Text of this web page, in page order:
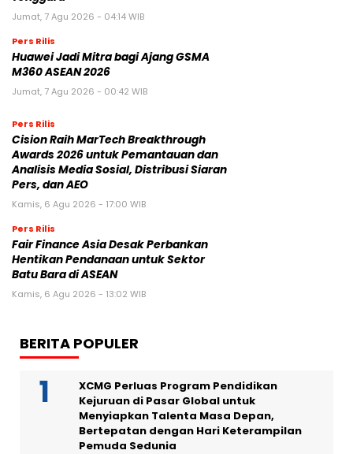
Jumat, 7 Agu 2026 - 04:14 WIB
Pers Rilis
Huawei Jadi Mitra bagi Ajang GSMA
M360 ASEAN 2026
Jumat, 7 Agu 2026 - 00:42 WIB
Pers Rilis
Cision Raih MarTech Breakthrough
Awards 2026 untuk Pemantauan dan
Analisis Media Sosial, Distribusi Siaran
Pers, dan AEO
Kamis, 6 Agu 2026 - 17:00 WIB
Pers Rilis
Fair Finance Asia Desak Perbankan
Hentikan Pendanaan untuk Sektor
Batu Bara di ASEAN
Kamis, 6 Agu 2026 - 13:02 WIB
BERITA POPULER
XCMG Perluas Program Pendidikan
Kejuruan di Pasar Global untuk
Menyiapkan Talenta Masa Depan,
Bertepatan dengan Hari Keterampilan
Pemuda Sedunia